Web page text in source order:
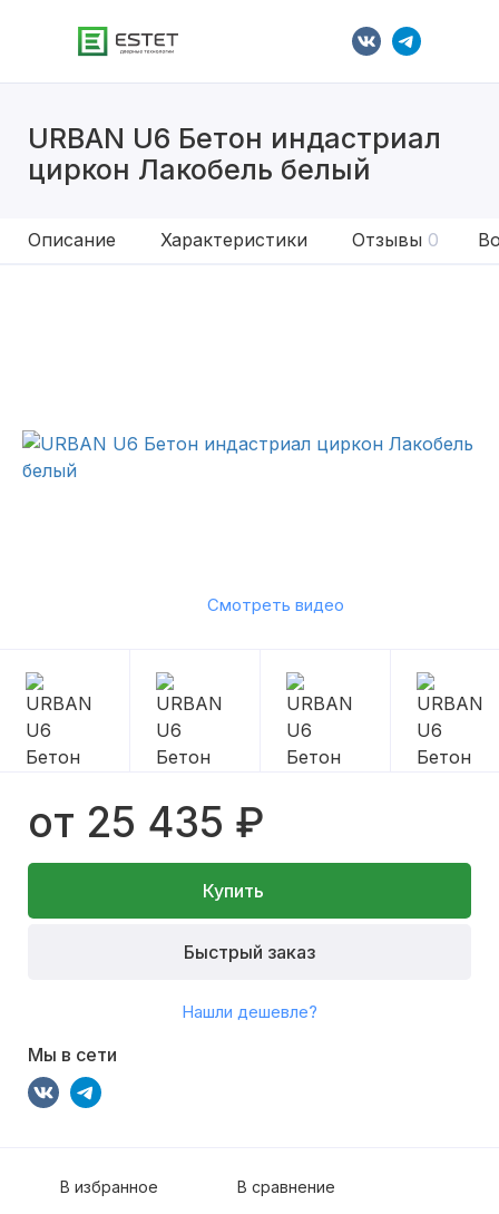
URBAN U6 Бетон индастриал
циркон Лакобель белый
Описание Характеристики Отзывы 0
Смотреть видео
от 25 435 ₽
Купить
Быстрый заказ
Нашли дешевле?
Мы в сети
В избранное В сравнение